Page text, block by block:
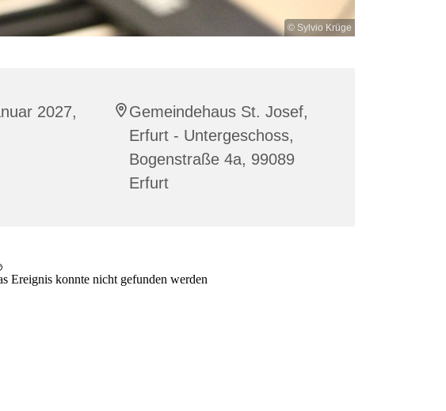
© Sylvio Krüge
2027,
Gemeindehaus St. Josef,
Erfurt - Untergeschoss,
Bogenstraße 4a, 99089
Erfurt